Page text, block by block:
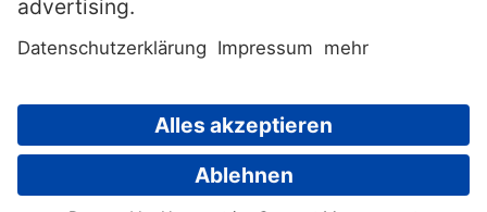
der Christianisierung Samoas und anderer
Südsee Inselnwar es mit dieser Praxis bald
Tattoos jedoch langsam wiederbelebt. Nach
alter Art wird ein spitzes Werkzeug aus
Knochen oder Elfenbein in Tinte getaucht